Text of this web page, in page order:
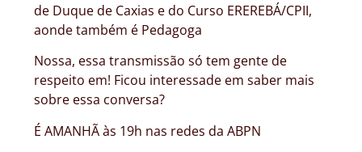
de Duque de Caxias e do Curso EREREBÁ/CPII,
aonde também é Pedagoga
Nossa, essa transmissão só tem gente de
respeito em! Ficou interessade em saber mais
sobre essa conversa?
É AMANHÃ às 19h nas redes da ABPN